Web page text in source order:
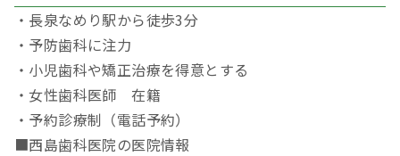
・長泉なめり駅から徒歩3分
・予防歯科に注力
・小児歯科や矯正治療を得意とする
・女性歯科医師 在籍
・予約診療制（電話予約）
■西島歯科医院の医院情報